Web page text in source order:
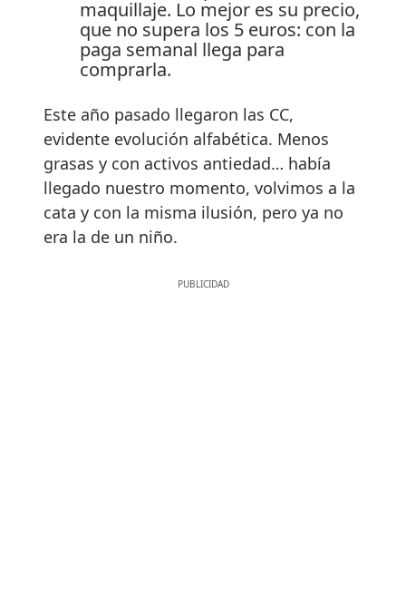
maquillaje. Lo mejor es su precio,
que no supera los 5 euros: con la
paga semanal llega para
comprarla.
Este año pasado llegaron las CC,
evidente evolución alfabética. Menos
grasas y con activos antiedad… había
llegado nuestro momento, volvimos a la
cata y con la misma ilusión, pero ya no
era la de un niño.